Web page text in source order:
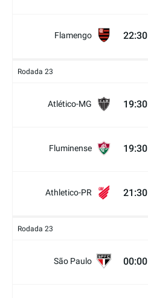
Flamengo 22:30
Rodada 23
Atlético-MG 19:30
Fluminense 19:30
Athletico-PR 21:30
Rodada 23
São Paulo 00:00